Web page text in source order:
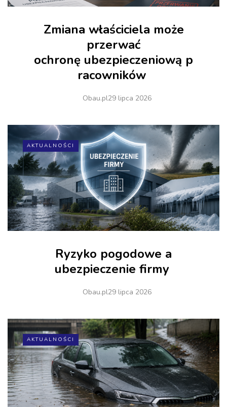
Zmiana właściciela może
przerwać
ochronę ubezpieczeniową p
racowników
Obau.pl29 lipca 2026
AKTUALNOŚCI
Ryzyko pogodowe a
ubezpieczenie firmy
Obau.pl29 lipca 2026
AKTUALNOŚCI